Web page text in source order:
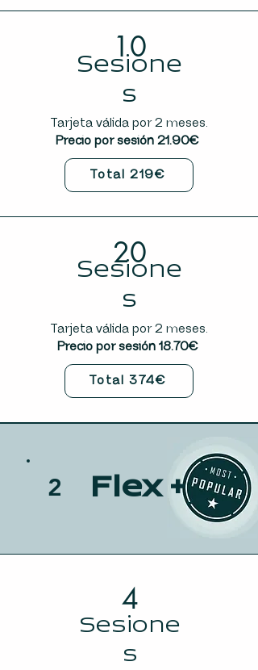
10
Sesione
s
Tarjeta válida por 2 meses.
Precio por sesión 21.90€
Total 219€
20
Sesione
s
Tarjeta válida por 2 meses.
Precio por sesión 18.70€
Total 374€
2 Flex +
4
Sesione
s